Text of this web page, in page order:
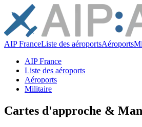
AIP FranceListe des aéroportsAéroports
AIP France
Liste des aéroports
Aéroports
Militaire
Cartes d'approche &